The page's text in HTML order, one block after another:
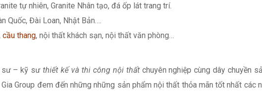
tự nhiên, Granite Nhân tạo, đá ốp lát trang trí.
Quốc, Đài Loan, Nhật Bản….
cầu thang, nội thất khách sạn, nội thất văn phòng…
sư – kỹ sưthiết kế và thi công nội thấtchuyên nghiệp cùng dây chuyền
Group đem đến những những sản phẩm nội thất thỏa mãn tốt nhất các